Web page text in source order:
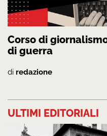
Corso di
di guerra
di redazione
ULTIMI EDITORIALI